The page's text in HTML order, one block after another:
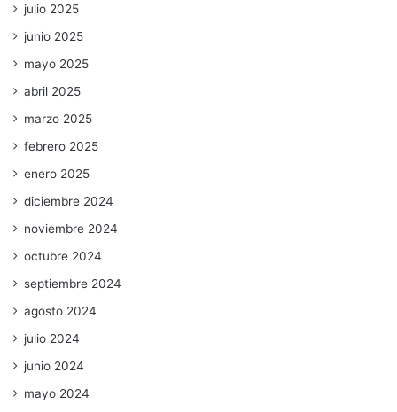
julio 2025
junio 2025
mayo 2025
abril 2025
marzo 2025
febrero 2025
enero 2025
diciembre 2024
noviembre 2024
octubre 2024
septiembre 2024
agosto 2024
julio 2024
junio 2024
mayo 2024